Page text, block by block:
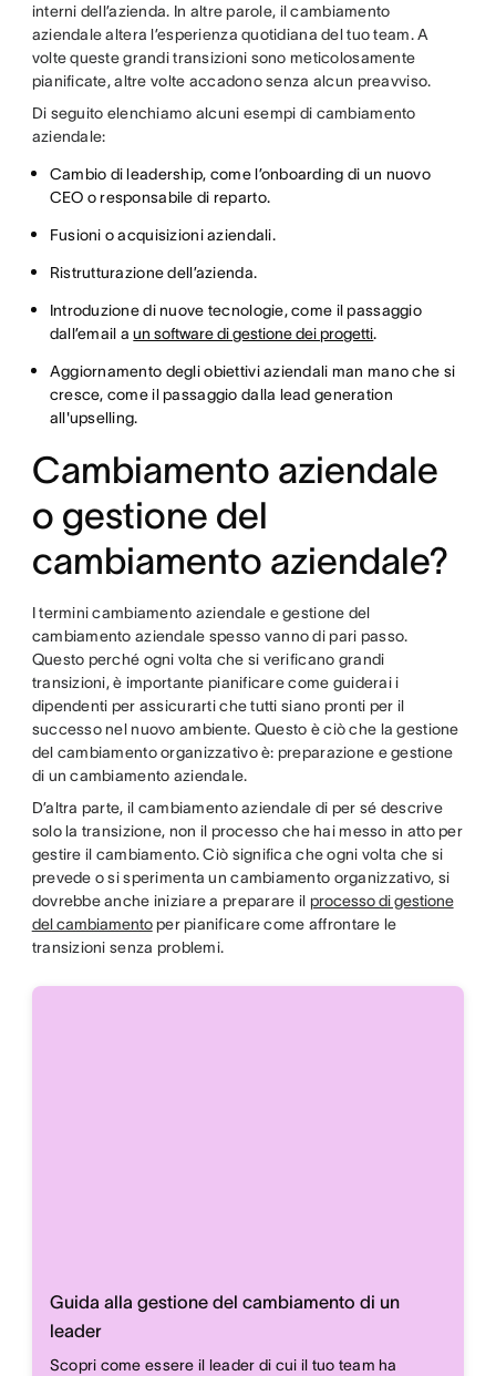
interni dell’azienda. In altre parole, il cambiamento
aziendale altera l’esperienza quotidiana del tuo team. A
volte queste grandi transizioni sono meticolosamente
pianificate, altre volte accadono senza alcun preavviso.
Di seguito elenchiamo alcuni esempi di cambiamento
aziendale:
Cambio di leadership, come l’onboarding di un nuovo
CEO o responsabile di reparto.
Fusioni o acquisizioni aziendali.
Ristrutturazione dell’azienda.
Introduzione di nuove tecnologie, come il passaggio
dall’email aun software di gestione dei progetti.
Aggiornamento degli obiettivi aziendali man mano che si
cresce, come il passaggio dalla lead generation
all'upselling.
Cambiamento aziendale
o gestione del
cambiamento aziendale?
I termini cambiamento aziendale e gestione del
cambiamento aziendale spesso vanno di pari passo.
Questo perché ogni volta che si verificano grandi
transizioni, è importante pianificare come guiderai i
dipendenti per assicurarti che tutti siano pronti per il
successo nel nuovo ambiente. Questo è ciò che la gestione
del cambiamento organizzativo è: preparazione e gestione
di un cambiamento aziendale.
D’altra parte, il cambiamento aziendale di per sé descrive
solo la transizione, non il processo che hai messo in atto per
gestire il cambiamento. Ciò significa che ogni volta che si
prevede o si sperimenta un cambiamento organizzativo, si
dovrebbe anche iniziare a preparare il processo di gestione
del cambiamentoper pianificare come affrontare le
transizioni senza problemi.
Guida alla gestione del cambiamento di un
leader
Scopri come essere il leader di cui il tuo team ha